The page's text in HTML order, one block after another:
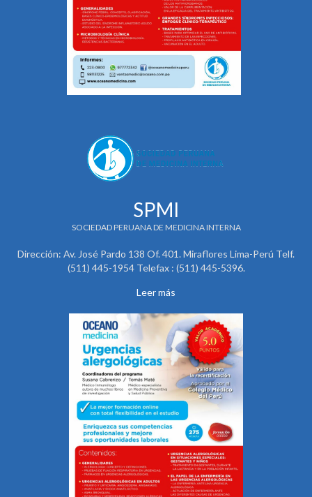
SPMI
SOCIEDAD PERUANA DE MEDICINA INTERNA
Dirección: Av. José Pardo 138 Of. 401. Miraflores Lima-Perú Telf.
(511) 445-1954 Telefax : (511) 445-5396.
Leer más